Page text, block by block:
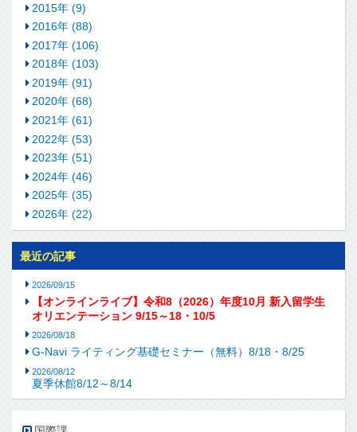
2015年 (9)
2016年 (88)
2017年 (106)
2018年 (103)
2019年 (91)
2020年 (68)
2021年 (61)
2022年 (53)
2023年 (51)
2024年 (46)
2025年 (35)
2026年 (22)
最近の記事
2026/09/15
【オンラインライブ】令和8（2026）年度10月 新入留学生
オリエンテーション 9/15～18・10/5
2026/08/18
G-Navi ライティング基礎セミナー（無料）8/18・8/25
2026/08/12
夏季休館8/12～8/14